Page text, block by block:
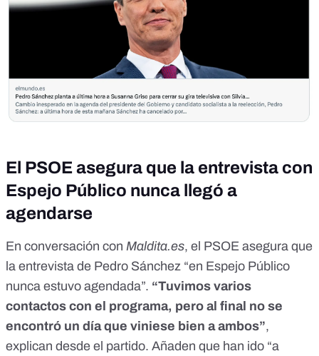
El PSOE asegura que la entrevista con
Espejo Público nunca llegó a
agendarse
En conversación con Maldita.es, el PSOE asegura que
la entrevista de Pedro Sánchez “en Espejo Público
nunca estuvo agendada”. “Tuvimos varios
contactos con el programa, pero al final no se
encontró un día que viniese bien a ambos”,
explican desde el partido. Añaden que han ido “a